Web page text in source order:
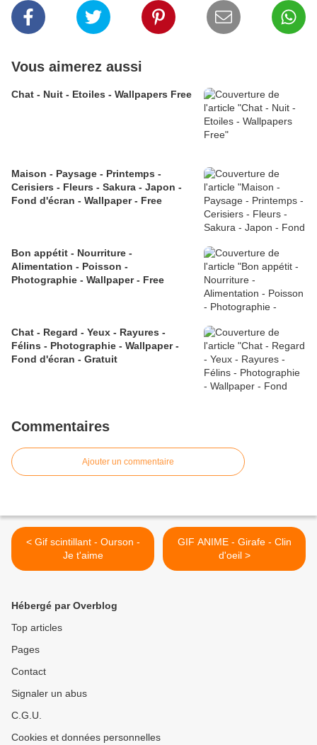
Vous aimerez aussi
Chat - Nuit - Etoiles - Wallpapers Free
Maison - Paysage - Printemps -
Cerisiers - Fleurs - Sakura - Japon -
Fond d'écran - Wallpaper - Free
Bon appétit - Nourriture -
Alimentation - Poisson -
Photographie - Wallpaper - Free
Chat - Regard - Yeux - Rayures -
Félins - Photographie - Wallpaper -
Fond d'écran - Gratuit
Commentaires
Ajouter un commentaire
< Gif scintillant - Ourson -
Je t'aime
GIF ANIME - Girafe - Clin
d'oeil >
Hébergé par Overblog
Top articles
Pages
Contact
Signaler un abus
C.G.U.
Cookies et données personnelles